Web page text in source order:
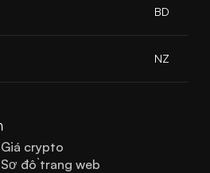
BD
NZ
Giá crypto
Sơ đồ trang web